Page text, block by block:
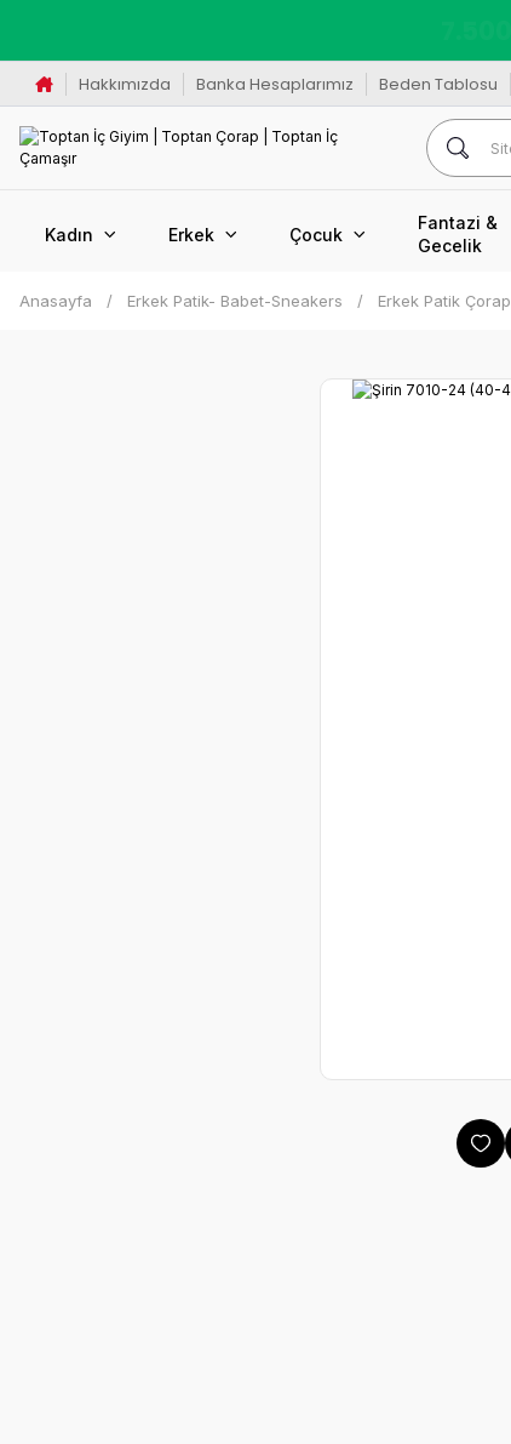
Hakkımızda Banka Hesaplarımız Beden Tablosu
Kadın Erkek Çocuk
Fantazi &
Gecelik
Anasayfa Erkek Patik- Babet-Sneakers Erkek Patik Çorap